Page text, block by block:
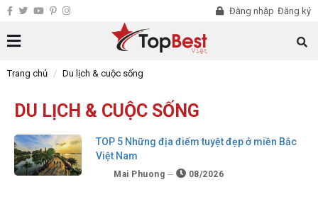
Đăng nhập Đăng ký
Trang chủ Du lịch & cuộc sống
DU LỊCH & CUỘC SỐNG
TOP 5 Những địa điểm tuyệt đẹp ở miền Bắc
Việt Nam
Mai Phuong 08/2026